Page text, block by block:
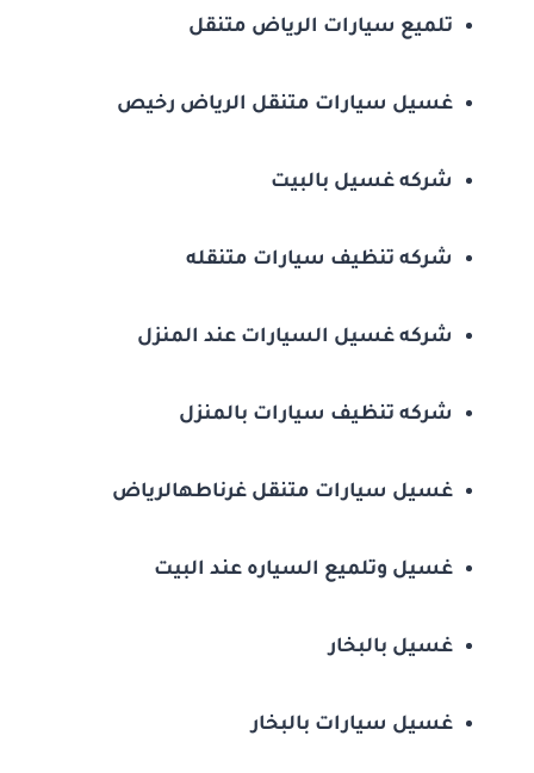
تلميع سيارات الرياض متنقل
غسيل سيارات متنقل الرياض رخيص
شركه غسيل بالبيت
شركه تنظيف سيارات متنقله
شركه غسيل السيارات عند المنزل
شركه تنظيف سيارات بالمنزل
غسيل سيارات متنقل غرناطهالرياض
غسيل وتلميع السياره عند البيت
غسيل بالبخار
غسيل سيارات بالبخار